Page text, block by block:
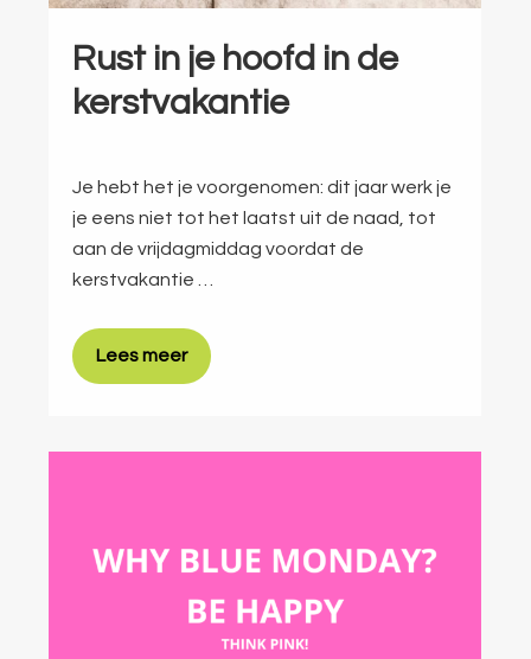
Rust in je hoofd in de
kerstvakantie
Je hebt het je voorgenomen: dit jaar werk je
je eens niet tot het laatst uit de naad, tot
aan de vrijdagmiddag voordat de
kerstvakantie …
Lees meer